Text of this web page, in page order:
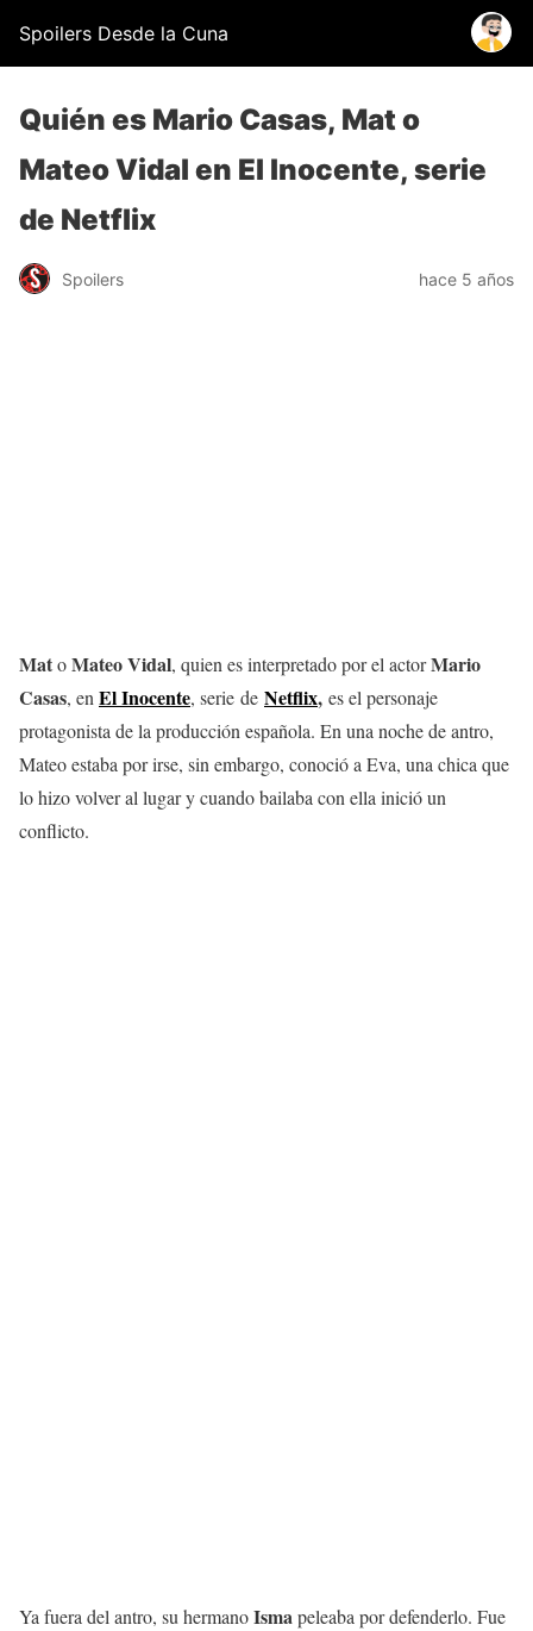
Spoilers Desde la Cuna
Quién es Mario Casas, Mat o
Mateo Vidal en El Inocente, serie
de Netflix
Spoilers hace 5 años
MatoMateo Vidal, quien es interpretado por el actorMario
Casas, en El Inocente, serie de Netflix, es el personaje
protagonista de la producción española. En una noche de antro,
Mateo estaba por irse, sin embargo, conoció a Eva, una chica que
lo hizo volver al lugar y cuando bailaba con ella inició un
conflicto.
Ya fuera del antro, su hermanoIsmapeleaba por defenderlo. Fue